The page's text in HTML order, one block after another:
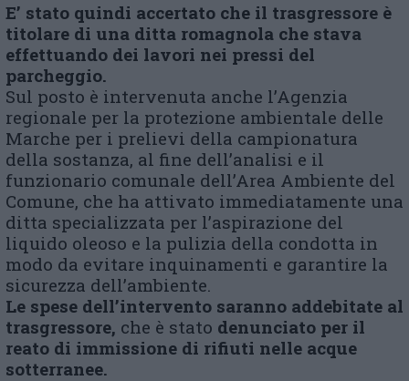
E’ stato quindi accertato che il trasgressore è
titolare di una ditta romagnola che stava
effettuando dei lavori nei pressi del
parcheggio.
Sul posto è intervenuta anche l’Agenzia
regionale per la protezione ambientale delle
Marche per i prelievi della campionatura
della sostanza, al fine dell’analisi e il
funzionario comunale dell’Area Ambiente del
Comune, che ha attivato immediatamente una
ditta specializzata per l’aspirazione del
liquido oleoso e la pulizia della condotta in
modo da evitare inquinamenti e garantire la
sicurezza dell’ambiente.
Le spese dell’intervento saranno addebitate al
trasgressore, che è stato denunciato per il
reato di immissione di rifiuti nelle acque
sotterranee.